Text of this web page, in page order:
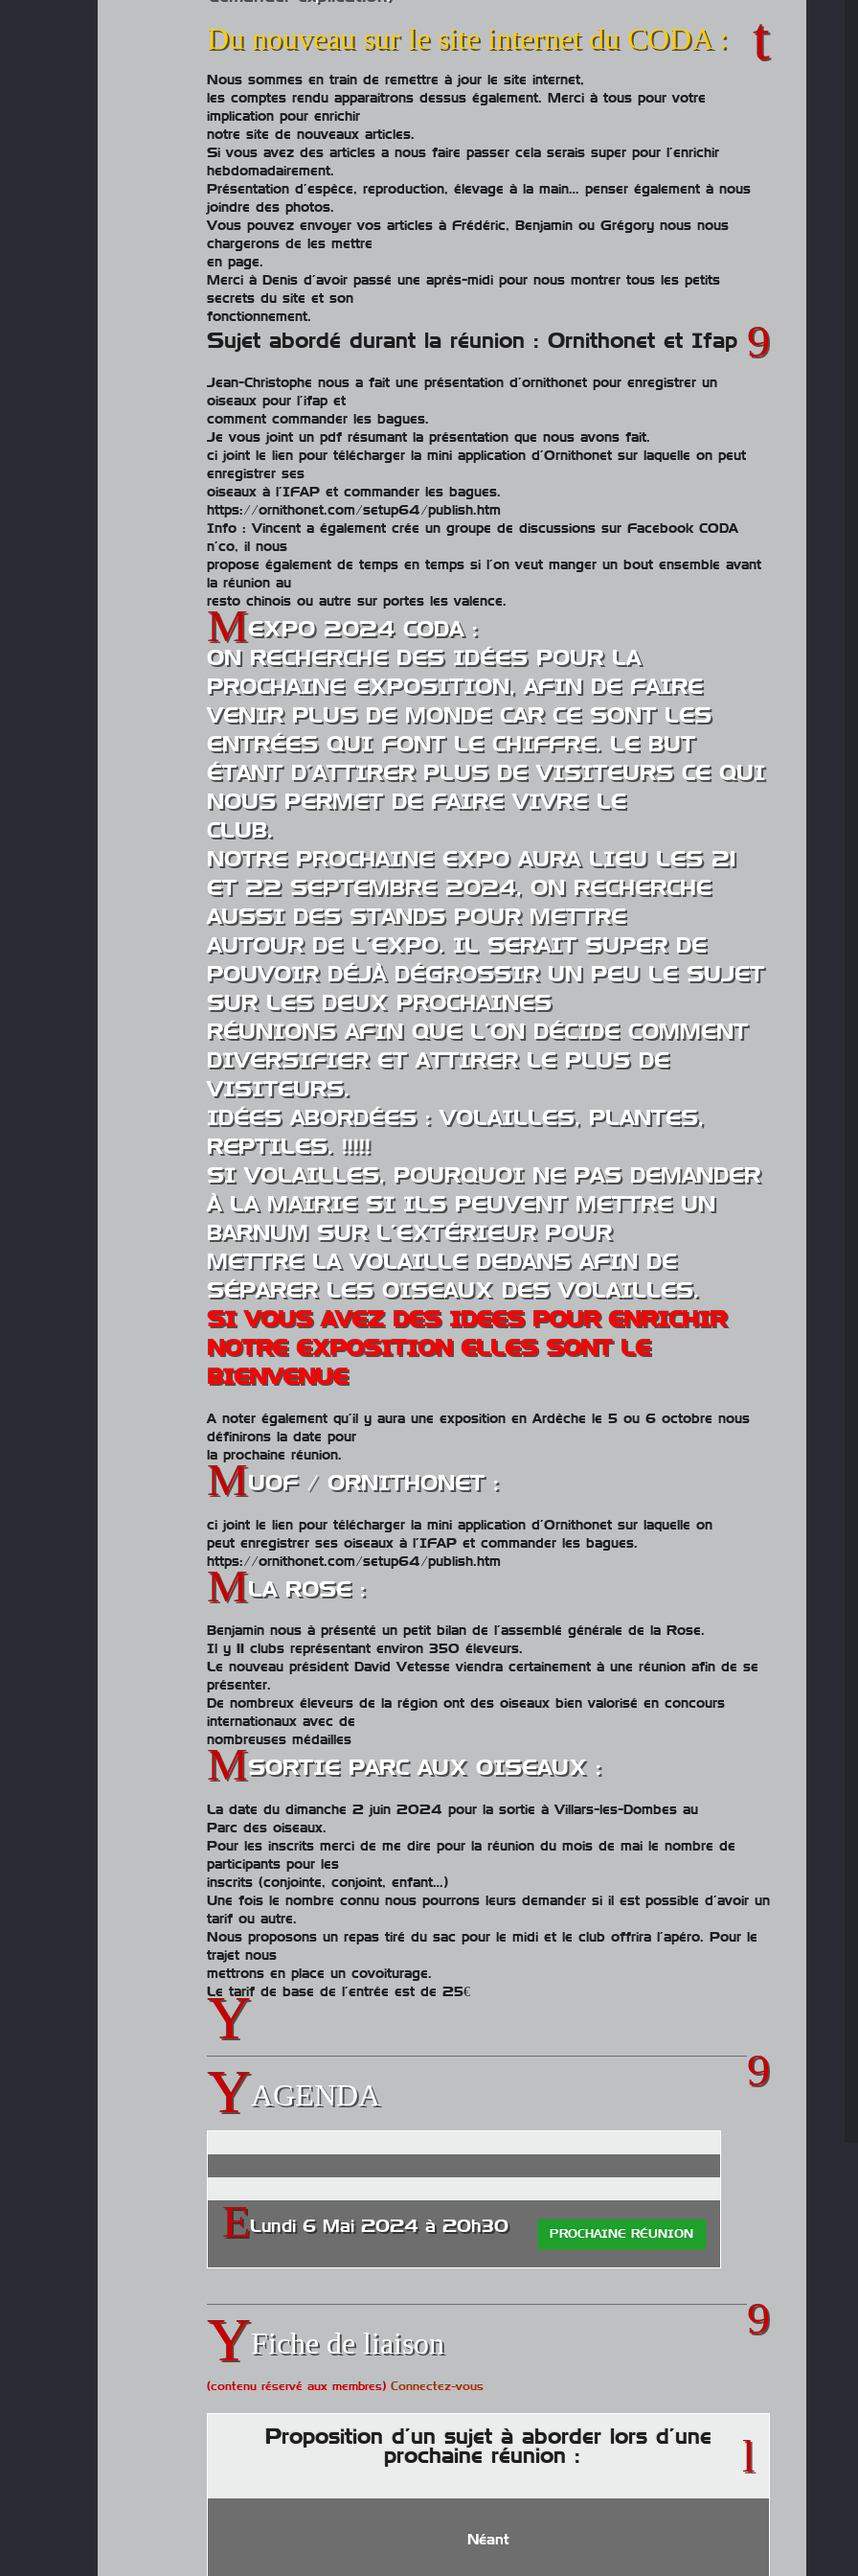
Du nouveau sur le site internet du CODA :
Nous sommes en train de remettre à jour le site internet,
les comptes rendu apparaitrons dessus également. Merci à tous pour votre
implication pour enrichir
notre site de nouveaux articles.
Si vous avez des articles a nous faire passer cela serais super pour l’enrichir
hebdomadairement.
Présentation d’espèce, reproduction, élevage à la main… penser également à nous
joindre des photos.
Vous pouvez envoyer vos articles à Frédéric, Benjamin ou Grégory nous nous
chargerons de les mettre
en page.
Merci à Denis d’avoir passé une après-midi pour nous montrer tous les petits
secrets du site et son
fonctionnement.
Sujet abordé durant la réunion : Ornithonet et Ifap
Jean-Christophe nous a fait une présentation d’ornithonet pour enregistrer un
oiseaux pour l’ifap et
comment commander les bagues.
Je vous joint un pdf résumant la présentation que nous avons fait.
ci joint le lien pour télécharger la mini application d’Ornithonet sur laquelle on peut
enregistrer ses
oiseaux à l’IFAP et commander les bagues.
https://ornithonet.com/setup64/publish.htm
Info : Vincent a également crée un groupe de discussions sur Facebook CODA
n’co, il nous
propose également de temps en temps si l’on veut manger un bout ensemble avant
la réunion au
resto chinois ou autre sur portes les valence.
EXPO 2024 CODA :
ON RECHERCHE DES IDÉES POUR LA
PROCHAINE EXPOSITION, AFIN DE FAIRE
VENIR PLUS DE MONDE CAR CE SONT LES
ENTRÉES QUI FONT LE CHIFFRE. LE BUT
ÉTANT D’ATTIRER PLUS DE VISITEURS CE QUI
NOUS PERMET DE FAIRE VIVRE LE
CLUB.
NOTRE PROCHAINE EXPO AURA LIEU LES 21
ET 22 SEPTEMBRE 2024, ON RECHERCHE
AUSSI DES STANDS POUR METTRE
AUTOUR DE L’EXPO. IL SERAIT SUPER DE
POUVOIR DÉJÀ DÉGROSSIR UN PEU LE SUJET
SUR LES DEUX PROCHAINES
RÉUNIONS AFIN QUE L’ON DÉCIDE COMMENT
DIVERSIFIER ET ATTIRER LE PLUS DE
VISITEURS.
IDÉES ABORDÉES : VOLAILLES, PLANTES,
REPTILES. !!!!!
SI VOLAILLES, POURQUOI NE PAS DEMANDER
À LA MAIRIE SI ILS PEUVENT METTRE UN
BARNUM SUR L’EXTÉRIEUR POUR
METTRE LA VOLAILLE DEDANS AFIN DE
SÉPARER LES OISEAUX DES VOLAILLES.
SI VOUS AVEZ DES IDEES POUR ENRICHIR
NOTRE EXPOSITION ELLES SONT LE
BIENVENUE
A noter également qu’il y aura une exposition en Ardèche le 5 ou 6 octobre nous
définirons la date pour
la prochaine réunion.
UOF / ORNITHONET :
ci joint le lien pour télécharger la mini application d’Ornithonet sur laquelle on
peut enregistrer ses oiseaux à l’IFAP et commander les bagues.
https://ornithonet.com/setup64/publish.htm
LA ROSE :
Benjamin nous à présenté un petit bilan de l’assemblé générale de la Rose.
Il y 11 clubs représentant environ 350 éleveurs.
Le nouveau président David Vetesse viendra certainement à une réunion afin de se
présenter.
De nombreux éleveurs de la région ont des oiseaux bien valorisé en concours
internationaux avec de
nombreuses médailles
SORTIE PARC AUX OISEAUX :
La date du dimanche 2 juin 2024 pour la sortie à Villars-les-Dombes au
Parc des oiseaux.
Pour les inscrits merci de me dire pour la réunion du mois de mai le nombre de
participants pour les
inscrits (conjointe, conjoint, enfant…)
Une fois le nombre connu nous pourrons leurs demander si il est possible d’avoir un
tarif ou autre.
Nous proposons un repas tiré du sac pour le midi et le club offrira l’apéro. Pour le
trajet nous
mettrons en place un covoiturage.
Le tarif de base de l’entrée est de 25€
AGENDA
Lundi 6 Mai 2024 à 20h30 PROCHAINE RÉUNION
Fiche de liaison
(contenu réservé aux membres) Connectez-vous
Proposition d’un sujet à aborder lors d’une
prochaine réunion :
Néant